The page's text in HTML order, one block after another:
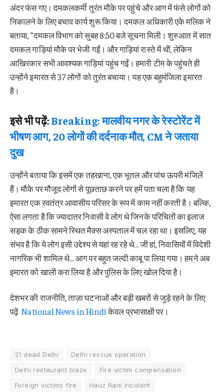
अंदर फंस गए। दमकलकर्मी तुरंत मौके पर पहुंचे और आग में फंसे लोगों को
निकालने के लिए बचाव कार्य शुरू किया। दमकल अधिकारी एके मलिक ने
बताया, “दमकल विभाग को सुबह 8:50 बजे सूचना मिली। शुरुआत में सात
दमकल गाड़ियां मौके पर भेजी गईं। और गाड़ियां रास्ते में थीं, लेकिन
आखिरकार सभी आवश्यक गाड़ियां पहुंच गईं। हमारी टीम के पहुंचते ही
उन्होंने इमारत से 37 लोगों को तुरंत बचाया। यह एक बहुमंजिला इमारत
है।
इसे भी पढ़ें:Breaking: मालवीय नगर के रेस्टोरेंट में
भीषण आग, 20 लोगों की दर्दनाक मौत, CM ने जताया
दुख
उन्होंने बताया कि इसमें एक तहखाना, एक भूतल और पांच ऊपरी मंजिलें
हैं। मौके पर मौजूद लोगों से पूछताछ करने पर हमें पता चला है कि यह
इमारत एक स्वतंत्र आवासीय परिसर के रूप में काम नहीं करती है। बल्कि,
ऐसा लगता है कि ज्यादातर निवासी वे लोग थे जिनके परिचितों का इलाज
सड़क के ठीक सामने स्थित मैक्स अस्पताल में चल रहा था। इसलिए, यह
संभव है कि ये लोग इसी उद्देश्य से यहां रह रहे थे… जी हां, निवासियों में विदेशी
नागरिक भी शामिल थे… आग पर बहुत जल्दी काबू पा लिया गया। हमने अब
इमारत को खाली करा लिया है और पुलिस के लिए खोल दिया है।
देशभर की राजनीति, ताज़ा घटनाओं और बड़ी खबरों से जुड़े रहने के लिए
पढ़ें National News in Hindiकेवल प्रभासाक्षी पर।
21 dead Delhi
Delhi rescue operation
Delhi restaurant blaze
Fire victim compensation
Foreign victims fire
Hauz Rani incident